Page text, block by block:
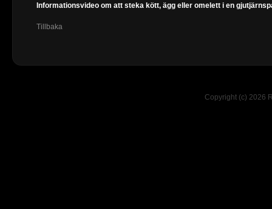
Informationsvideo om att steka kött, ägg eller omelett i en
Tillbaka
Copyright (c) 2026